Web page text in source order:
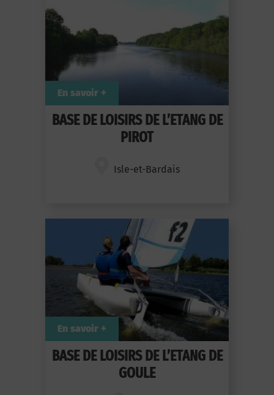
BASE DE LOISIRS DE L’ETANG DE
PIROT
Isle-et-Bardais
En savoir +
BASE DE LOISIRS DE L’ETANG DE
GOULE
En savoir +